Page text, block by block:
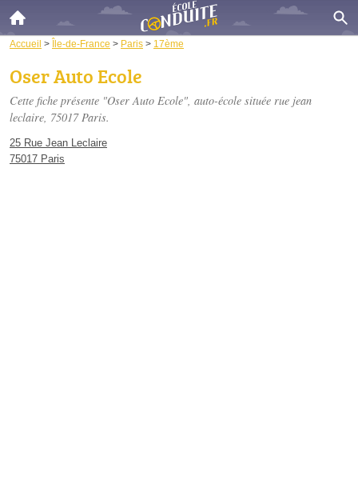
Accueil > Île-de-France > Paris > 17ème
Oser Auto Ecole
Cette fiche présente "Oser Auto Ecole", auto-école située rue jean
leclaire, 75017 Paris.
25 Rue Jean Leclaire
75017 Paris